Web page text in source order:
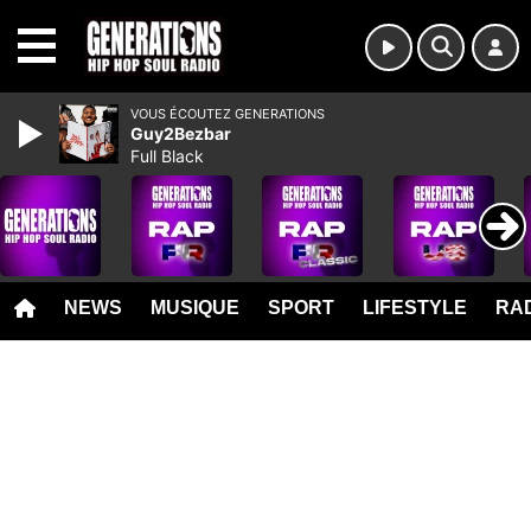
NEWS MUSIQUE SPORT LIFESTYLE
VOUS ÉCOUTEZ GENERATIONS
Guy2Bezbar
Full Black